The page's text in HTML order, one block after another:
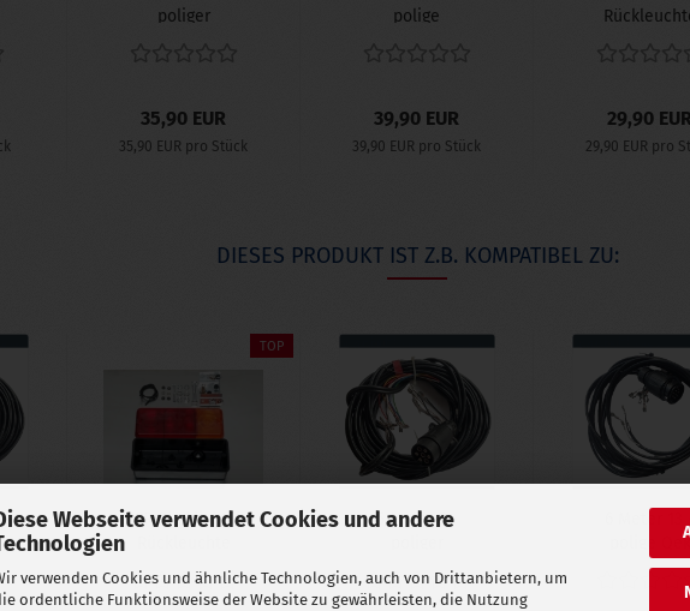
Webseite verwendet Cookies und andere
verwenden Cookies und ähnliche Technologien, auch von Drittanbietern, um
ordentliche Funktionsweise der Website zu gewährleisten, die Nutzung
poliger
35,90 EUR
35,90 EUR pro Stück
polige
39,90 EUR
39,90 EUR pro Stück
29,90
29,90 EUR pro
DIESES PRODUKT IST Z.B. KOMPATIBEL ZU:
TOP
FER Rücklicht /
links oder
rechts...
5 Meter 7 -
Kabelsatz
vorgefertigt...
polige Qek
Kabelsatz